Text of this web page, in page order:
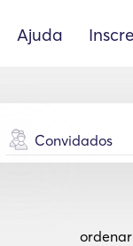
Ajuda
Convidados